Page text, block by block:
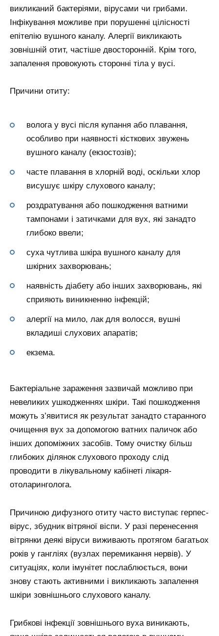
викликаний бактеріями, вірусами чи грибами.
Інфікування можливе при порушенні цілісності
епітелію вушного каналу. Алергії викликають
зовнішній отит, частіше двосторонній. Крім того,
запалення провокують сторонні тіла у вусі.
Причини отиту:
волога у вусі після купання або плавання,
особливо при наявності кісткових звужень
вушного каналу (екзостозів);
часте плавання в хлорній воді, оскільки хлор
висушує шкіру слухового каналу;
роздратування або пошкодження ватними
тампонами і затичками для вух, які занадто
глибоко ввели;
суха чутлива шкіра вушного каналу для
шкірних захворювань;
наявність діабету або інших захворювань, які
сприяють виникненню інфекцій;
алергії на мило, лак для волосся, вушні
вкладиші слухових апаратів;
екзема.
Бактеріальне зараження зазвичай можливо при
невеликих ушкодженнях шкіри. Такі пошкодження
можуть з’явитися як результат занадто старанного
очищення вух за допомогою ватних паличок або
інших допоміжних засобів. Тому очистку більш
глибоких ділянок слухового проходу слід
проводити в лікувальному кабінеті лікаря-
отоларинголога.
Причиною дифузного отиту часто виступає герпес-
вірус, збудник вітряної віспи. У разі перенесення
вітрянки деякі віруси виживають протягом багатьох
років у гангліях (вузлах перемикання нервів). У
ситуаціях, коли імунітет послаблюється, вони
знову стають активними і викликають запалення
шкіри зовнішнього слухового каналу.
Грибкові інфекції зовнішнього вуха виникають,